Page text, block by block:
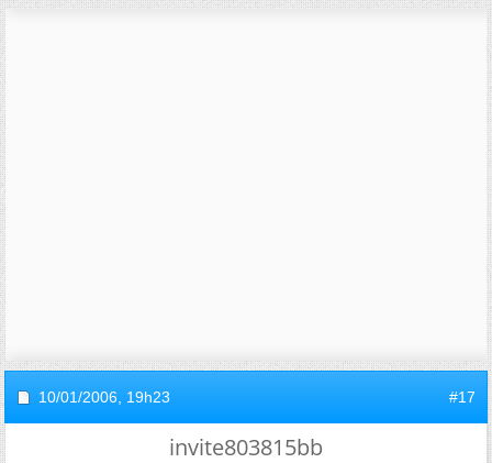
10/01/2006, 19h23 #17
invite803815bb